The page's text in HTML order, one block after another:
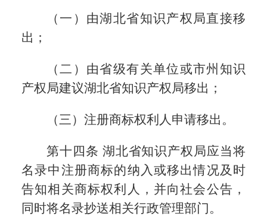
（一）由湖北省知识产权局直接移
出；
（二）由省级有关单位或市州知识
产权局建议湖北省知识产权局移出；
（三）注册商标权利人申请移出。
第十四条 湖北省知识产权局应当将
名录中注册商标的纳入或移出情况及时
告知相关商标权利人，并向社会公告，
同时将名录抄送相关行政管理部门。